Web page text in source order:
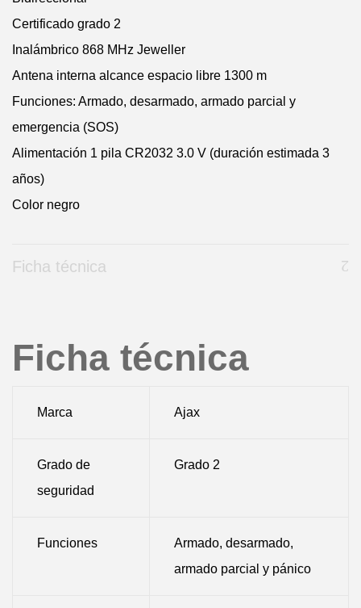
Certificado grado 2
Inalámbrico 868 MHz Jeweller
Antena interna alcance espacio libre 1300 m
Funciones: Armado, desarmado, armado parcial y
emergencia (SOS)
Alimentación 1 pila CR2032 3.0 V (duración estimada 3
años)
Color negro
Ficha técnica
Ficha técnica
Marca Ajax
Grado de
seguridad
Grado 2
Funciones
Armado, desarmado,
armado parcial y pánico